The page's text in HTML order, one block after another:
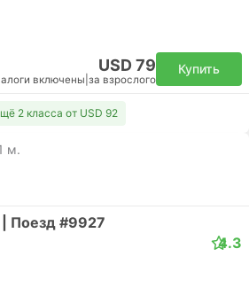
USD 79
включены за взрослого
Купить
2 класса от USD 92
м.
Поезд #9927
4.3